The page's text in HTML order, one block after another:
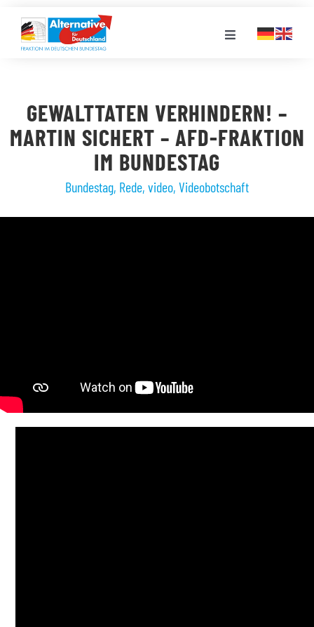
Inhalt
springen
Toggle
LANDESGRUPPEN
VERANSTALTUNGEN
PRESSE
GEWALTTATEN VERHINDERN! –
MARTIN SICHERT – AFD-FRAKTION
IM BUNDESTAG
Bundestag, Rede, video, Videobotschaft